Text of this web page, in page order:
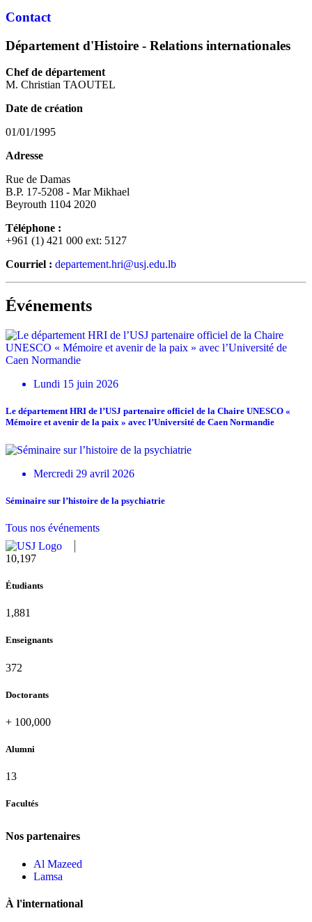
Contact
Département d'Histoire - Relations internationales
Chef de département
M. Christian TAOUTEL
Date de création
01/01/1995
Adresse
Rue de Damas
B.P. 17-5208 - Mar Mikhael
Beyrouth 1104 2020
Téléphone :
+961 (1) 421 000 ext: 5127
Courriel : departement.hri@usj.edu.lb
Événements
Lundi 15 juin 2026
Le département HRI de l’USJ partenaire officiel de la Chaire UNESCO «
Mémoire et avenir de la paix » avec l’Université de Caen Normandie
Mercredi 29 avril 2026
Séminaire sur l’histoire de la psychiatrie
Tous nos événements
10,815
Étudiants
1,995
Enseignants
396
Doctorants
+ 100,000
Alumni
13
Facultés
Nos partenaires
Al Mazeed
Lamsa
À l'international